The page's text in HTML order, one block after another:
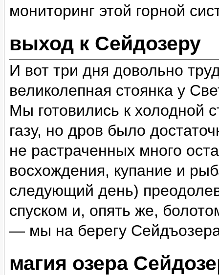
мониторинг этой горной
выход к Сейдозеру
И вот три дня довольно
великолепная стоянка у
Мы готовились к холодной
газу, но дров было
не растраченных много
восхождения, купание и
следующий день)
спуском и, опять же,
— мы на берегу
магия озера